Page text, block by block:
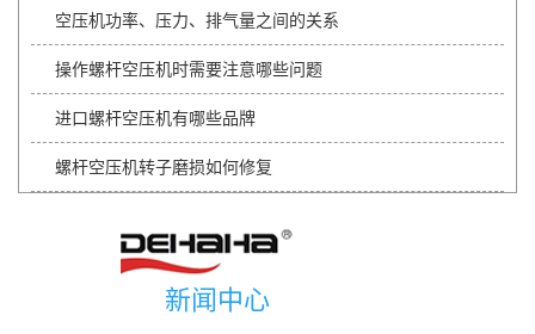
空压机功率、压力、排气量之间的关系
操作螺杆空压机时需要注意哪些问题
进口螺杆空压机有哪些品牌
螺杆空压机转子磨损如何修复
新闻中心